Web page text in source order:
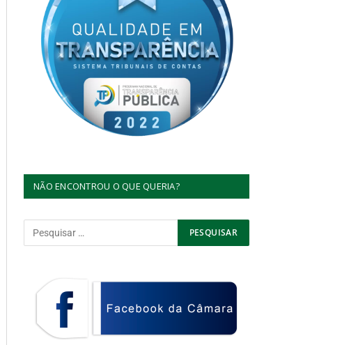
NÃO ENCONTROU O QUE QUERIA?